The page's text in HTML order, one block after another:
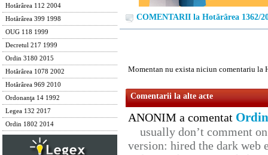
Hotărârea 112 2004
Hotărârea 399 1998
OUG 118 1999
Decretul 217 1999
Ordin 3180 2015
Hotărârea 1078 2002
Hotărârea 969 2010
Ordonanţa 14 1992
Legea 132 2017
Ordin 1802 2014
COMENTARII la Hotărârea 1362/
Momentan nu exista niciun comentariu la
Comentarii la alte acte
ANONIM a comentat
usually don’t comment
version: hired the dark web